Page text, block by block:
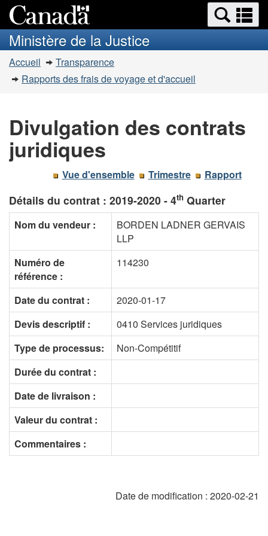
au
contenu
à
la
simplifiée
Recherche
et
menus
et
Ministère de la Justice
Vous
êtes
Accueil
Transparence
Rapports des frais de voyage et d'accueil
Divulgation des contrats
juridiques
Vue d'ensemble Trimestre Rapport
Détails du contrat : 2019-2020 - 4th Quarter
Nom du vendeur :
BORDEN LADNER GERVAIS
LLP
Numéro de
référence :
114230
Date du contrat :
2020-01-17
Devis descriptif :
0410 Services juridiques
Type de processus:
Non-Compétitif
Durée du contrat :
Date de livraison :
Valeur du contrat :
Commentaires :
Date de modification : 2020-02-21